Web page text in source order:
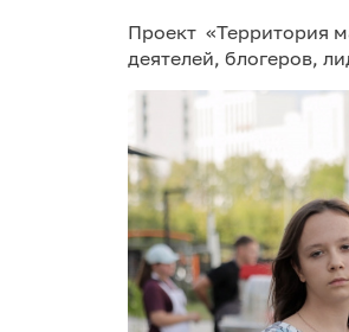
Проект «Территория
деятелей, блогеров,